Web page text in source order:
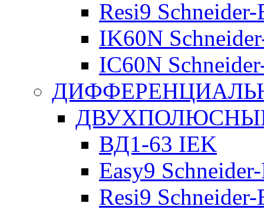
Resi9
IK60N
IC60N
ВД1-63 IEK
Easy9
Resi9